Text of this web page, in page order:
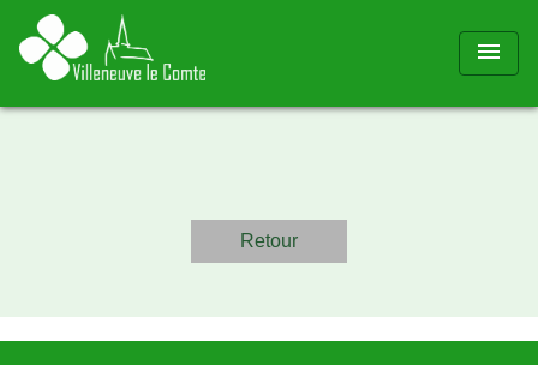
menu
Retour